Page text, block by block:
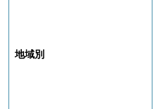
地域別